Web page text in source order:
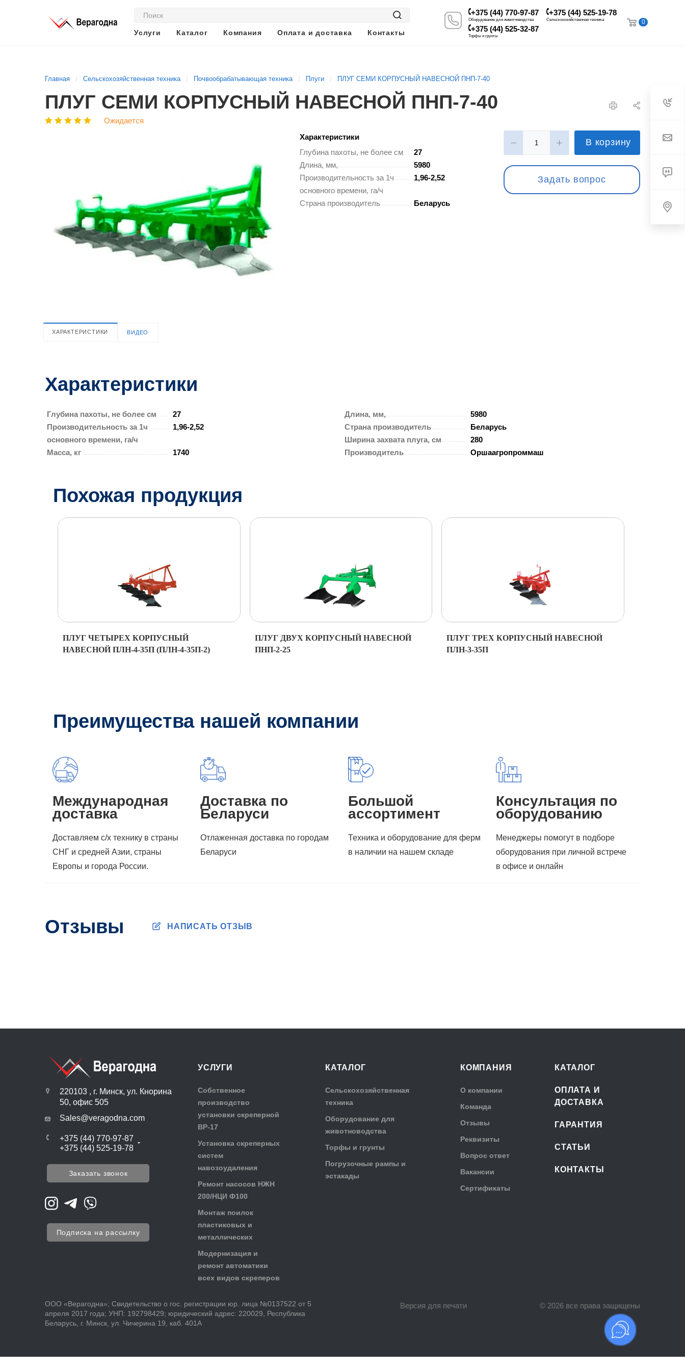
0
+375 (44) 770-97-87
Оборудование для животноводства
+375 (44) 525-32-87
Торфы и грунты
+375 (44) 525-19-78
Сельскохозяйственная техника
Услуги Каталог Компания Оплата и доставка Контакты
Главная Сельскохозяйственная техника Почвообрабатывающая техника Плуги ПЛУГ СЕМИ КОРПУСНЫЙ НАВЕСНОЙ ПНП-7-40
ПЛУГ СЕМИ КОРПУСНЫЙ НАВЕСНОЙ ПНП-7-40
Ожидается
Характеристики
Глубина пахоты, не более см
27
Длина, мм,
5980
Производительность за 1ч
основного времени, га/ч
1,96-2,52
Страна производитель Беларусь
В корзину
Задать вопрос
ХАРАКТЕРИСТИКИ ВИДЕО
Характеристики
Глубина пахоты, не более см 27 Длина, мм,
5980
Производительность за 1ч
основного времени, га/ч
1,96-2,52 Страна производитель
Беларусь
Ширина захвата плуга, см
280
Масса, кг
1740 Производитель Оршаагропроммаш
Похожая продукция
ПЛУГ ЧЕТЫРЕХ КОРПУСНЫЙ
НАВЕСНОЙ ПЛН-4-35П (ПЛН-4-35П-2)
ПЛУГ ДВУХ КОРПУСНЫЙ НАВЕСНОЙ
ПНП-2-25
ПЛУГ ТРЕХ КОРПУСНЫЙ НАВЕСНОЙ
ПЛН-3-35П
Преимущества нашей компании
Международная
доставка
Доставляем с/х технику в страны
СНГ и средней Азии, страны
Европы и города России.
Доставка по
Беларуси
Отлаженная доставка по городам
Беларуси
Большой
ассортимент
Техника и оборудование для ферм
в наличии на нашем складе
Консультация по
оборудованию
Менеджеры помогут в подборе
оборудования при личной встрече
в офисе и онлайн
Отзывы НАПИСАТЬ ОТЗЫВ
220103 , г. Минск, ул. Кнорина
50, офис 505
Sales@veragodna.com
+375 (44) 770-97-87
+375 (44) 525-19-78
Заказать звонок
Подписка на рассылку
УСЛУГИ
Собственное
производство
установки скреперной
ВР-17
Установка скреперных
систем
навозоудаления
Ремонт насосов НЖН
200/НЦИ Ф100
Монтаж поилок
пластиковых и
металлических
Модернизация и
ремонт автоматики
всех видов скреперов
КАТАЛОГ
Сельскохозяйственная
техника
Оборудование для
животноводства
Торфы и грунты
Погрузочные рампы и
эстакады
КОМПАНИЯ
О компании
Команда
Отзывы
Реквизиты
Вопрос ответ
Вакансии
Сертификаты
КАТАЛОГ
ОПЛАТА И
ДОСТАВКА
ГАРАНТИЯ
СТАТЬИ
КОНТАКТЫ
© 2026 все права защищены
Версия для печати
ООО «Верагодна»; Свидетельство о гос. регистрации юр. лица №0137522 от 5
апреля 2017 года; УНП: 192798429; юридический адрес: 220029, Республика
Беларусь, г. Минск, ул. Чичерина 19, каб. 401А